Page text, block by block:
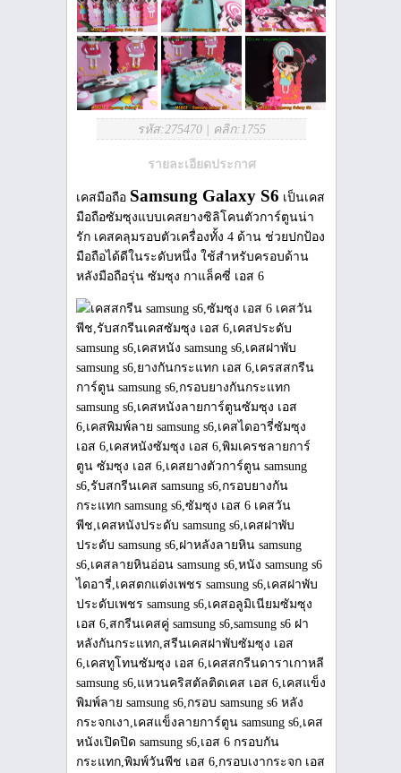
รหัส:275470 คลิก:1755
รายละเอียดประกาศ
เคสมือถือ Samsung Galaxy S6 เป็นเคส
มือถือซัมซุงแบบเคสยางซิลิโคนตัวการ์ตูนน่า
รัก เคสคลุมรอบตัวเครื่องทั้ง 4 ด้าน ช่วยปกป้อง
มือถือได้ดีในระดับหนึ่ง ใช้สำหรับครอบด้าน
หลังมือถือรุ่น ซัมซุง กาแล็คซี่ เอส 6